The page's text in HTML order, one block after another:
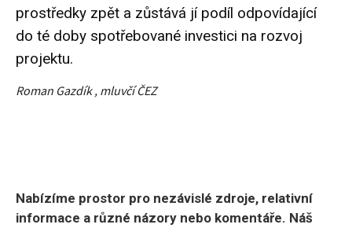
prostředky zpět a zůstává jí podíl odpovídající
do té doby spotřebované investici na rozvoj
projektu.
Roman Gazdík , mluvčí ČEZ
Nabízíme prostor pro nezávislé zdroje, relativní
informace a různé názory nebo komentáře. Náš